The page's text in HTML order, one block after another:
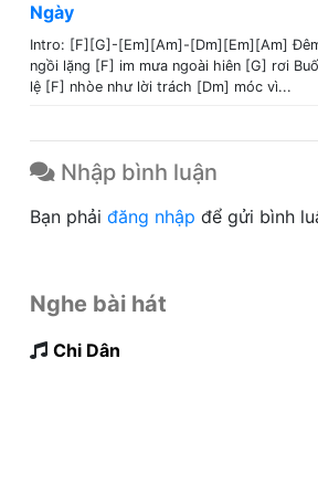
Ngày
Intro: [F][G]-[Em][Am]-[Dm][Em][Am]
ngồi lặng [F] im mưa ngoài hiên [G] rơi
lệ [F] nhòe như lời trách [Dm] móc vì...
Nhập bình luận
Bạn phải đăng nhập để gửi bình
Nghe bài hát
Chi Dân